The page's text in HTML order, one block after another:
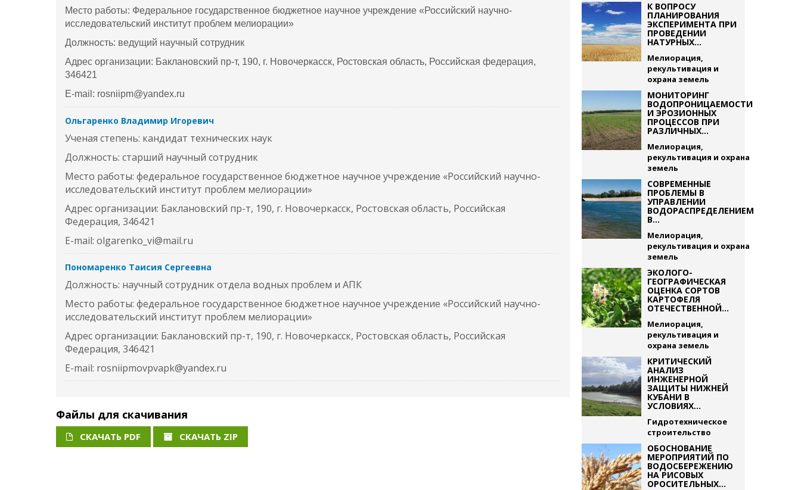
Место работы: Федеральное государственное бюджетное научное учреждение «Российский научно-
исследовательский институт проблем мелиорации»
Должность: ведущий научный сотрудник
Адрес организации: Баклановский пр-т, 190, г. Новочеркасск, Ростовская область, Российская федерация,
346421
E-mail: rosniipm@yandex.ru
Ольгаренко Владимир Игоревич
Ученая степень: кандидат технических наук
Должность: старший научный сотрудник
Место работы: федеральное государственное бюджетное научное учреждение «Российский научно-
исследовательский институт проблем мелиорации»
Адрес организации: Баклановский пр-т, 190, г. Новочеркасск, Ростовская область, Российская
Федерация, 346421
E-mail: olgarenko_vi@mail.ru
Пономаренко Таисия Сергеевна
Должность: научный сотрудник отдела водных проблем и АПК
Место работы: федеральное государственное бюджетное научное учреждение «Российский научно-
исследовательский институт проблем мелиорации»
Адрес организации: Баклановский пр-т, 190, г. Новочеркасск, Ростовская область, Российская
Федерация, 346421
E-mail: rosniipmovpvapk@yandex.ru
Файлы для скачивания
СКАЧАТЬ PDF СКАЧАТЬ ZIP
К ВОПРОСУ
ПЛАНИРОВАНИЯ
ЭКСПЕРИМЕНТА ПРИ
ПРОВЕДЕНИИ
НАТУРНЫХ...
Мелиорация,
рекультивация и
охрана земель
МОНИТОРИНГ
ВОДОПРОНИЦАЕМОСТИ
И ЭРОЗИОННЫХ
ПРОЦЕССОВ ПРИ
РАЗЛИЧНЫХ...
Мелиорация,
рекультивация и охрана
земель
СОВРЕМЕННЫЕ
ПРОБЛЕМЫ В
УПРАВЛЕНИИ
ВОДОРАСПРЕДЕЛЕНИЕМ
В...
Мелиорация,
рекультивация и охрана
земель
ЭКОЛОГО-
ГЕОГРАФИЧЕСКАЯ
ОЦЕНКА СОРТОВ
КАРТОФЕЛЯ
ОТЕЧЕСТВЕННОЙ...
Мелиорация,
рекультивация и
охрана земель
КРИТИЧЕСКИЙ
АНАЛИЗ
ИНЖЕНЕРНОЙ
ЗАЩИТЫ НИЖНЕЙ
КУБАНИ В
УСЛОВИЯХ...
Гидротехническое
строительство
ОБОСНОВАНИЕ
МЕРОПРИЯТИЙ ПО
ВОДОСБЕРЕЖЕНИЮ
НА РИСОВЫХ
ОРОСИТЕЛЬНЫХ...